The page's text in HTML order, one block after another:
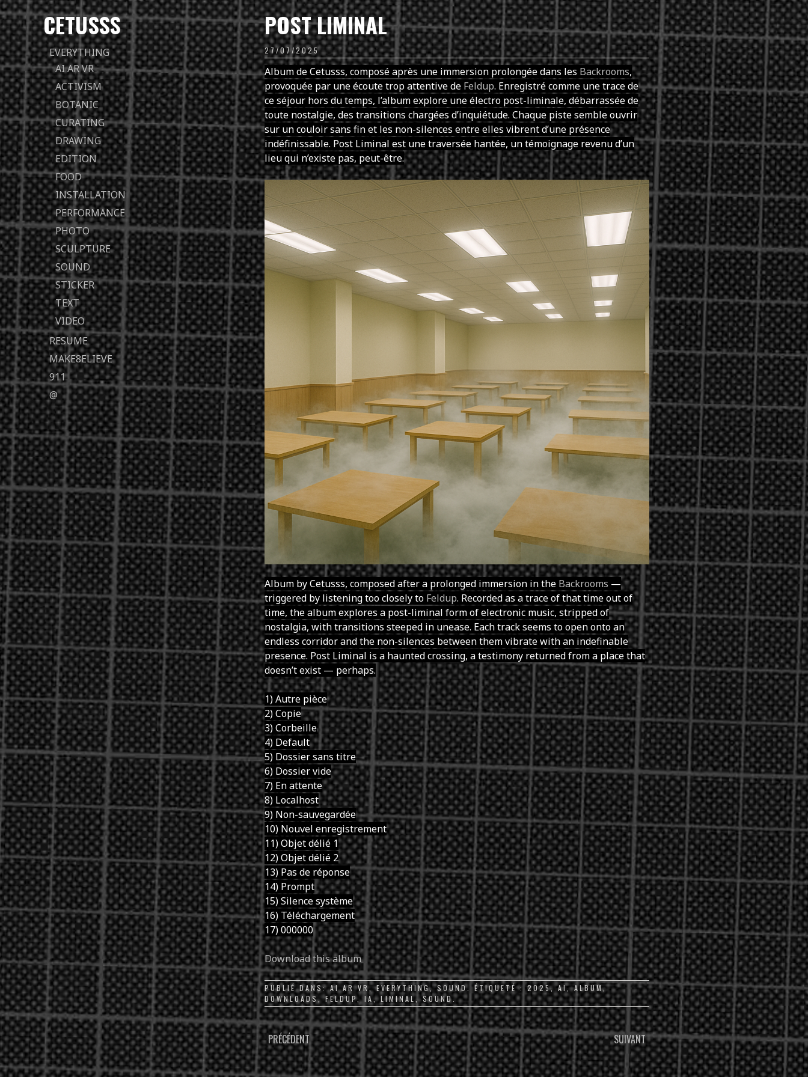
CETUSSS
Passer
directement
au
contenu
EVERYTHING
AI AR VR
ACTIVISM
BOTANIC
CURATING
DRAWING
EDITION
FOOD
INSTALLATION
PERFORMANCE
PHOTO
SCULPTURE
SOUND
STICKER
TEXT
VIDEO
RESUME
MAKE8ELIEVE
911
@
POST LIMINAL
27/07/2025
Album de Cetusss, composé après une immersion prolongée dans les Backrooms,
provoquée par une écoute trop attentive de Feldup. Enregistré comme une trace de
ce séjour hors du temps, l’album explore une électro post-liminale, débarrassée de
toute nostalgie, des transitions chargées d’inquiétude. Chaque piste semble ouvrir
sur un couloir sans fin et les non-silences entre elles vibrent d’une présence
indéfinissable. Post Liminal est une traversée hantée, un témoignage revenu d’un
lieu qui n’existe pas, peut-être.
Album by Cetusss, composed after a prolonged immersion in the Backrooms —
triggered by listening too closely to Feldup. Recorded as a trace of that time out of
time, the album explores a post-liminal form of electronic music, stripped of
nostalgia, with transitions steeped in unease. Each track seems to open onto an
endless corridor and the non-silences between them vibrate with an indefinable
presence. Post Liminal is a haunted crossing, a testimony returned from a place that
doesn’t exist — perhaps.
1) Autre pièce
2) Copie
3) Corbeille
4) Default
5) Dossier sans titre
6) Dossier vide
7) En attente
8) Localhost
9) Non-sauvegardée
10) Nouvel enregistrement
11) Objet délié 1
12) Objet délié 2
13) Pas de réponse
14) Prompt
15) Silence système
16) Téléchargement
17) 000000
Download this album
PUBLIÉ DANS:AI AR VR,EVERYTHING,SOUND. ÉTIQUETÉ :2025,AI,ALBUM,
DOWNLOADS,FELDUP , IA ,LIMINAL ,SOUND.
PARCOURIR
LES
PRÉCÉDENT SUIVANT